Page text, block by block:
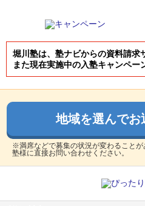
堀川塾は、塾ナビからの資料請求
また現在実施中の入塾キャンペー
地域を選んでお
※満席などで募集の状況が変わること
塾様に直接お問い合わせください。